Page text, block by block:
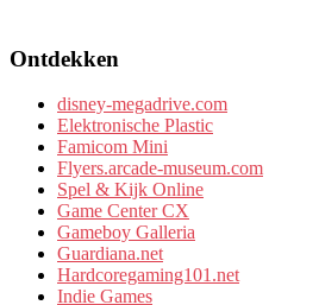
Ontdekken
disney-megadrive.com
Elektronische Plastic
Famicom Mini
Flyers.arcade-museum.com
Spel & Kijk Online
Game Center CX
Gameboy Galleria
Guardiana.net
Hardcoregaming101.net
Indie Games